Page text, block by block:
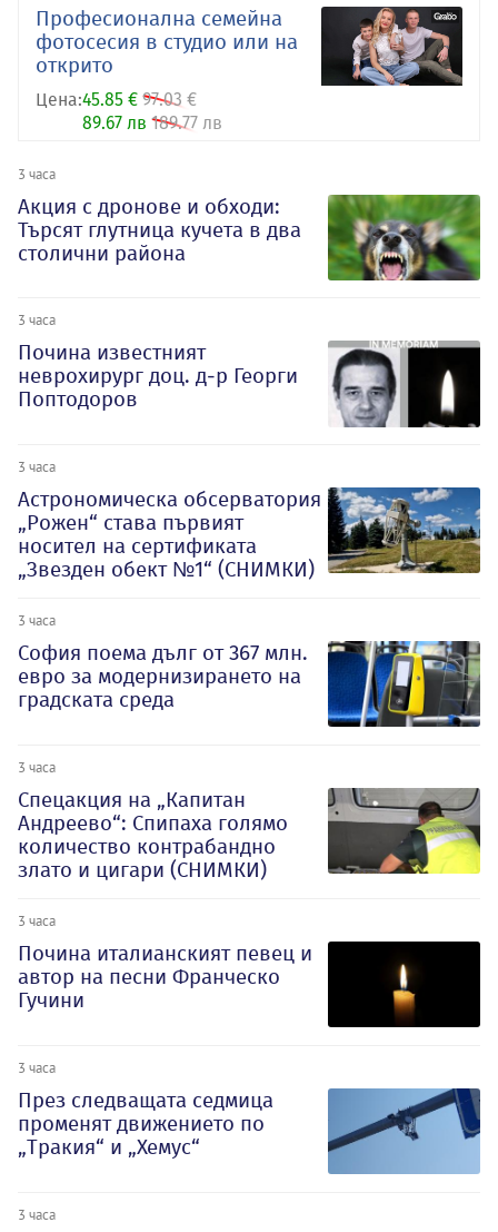
Професионална семейна
фотосесия в студио или на
открито
Цена:45.85 € 97.03 €
89.67 лв 189.77 лв
3 часа
Акция с дронове и обходи:
Търсят глутница кучета в два
столични района
3 часа
Почина известният
неврохирург доц. д-р Георги
Поптодоров
3 часа
Астрономическа обсерватория
„Рожен“ става първият
носител на сертификата
„Звезден обект №1“ (СНИМКИ)
3 часа
София поема дълг от 367 млн.
евро за модернизирането на
градската среда
3 часа
Спецакция на „Капитан
Андреево“: Спипаха голямо
количество контрабандно
злато и цигари (СНИМКИ)
3 часа
Почина италианският певец и
автор на песни Франческо
Гучини
3 часа
През следващата седмица
променят движението по
„Тракия“ и „Хемус“
3 часа